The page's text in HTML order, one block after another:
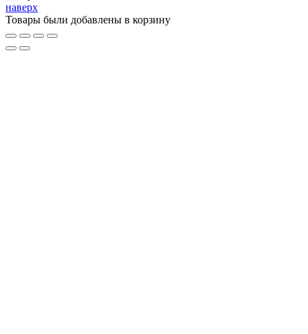
наверх
Товары были добавлены в корзину